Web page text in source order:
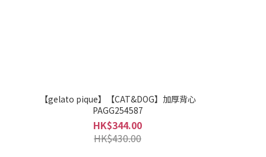
【gelato pique】【CAT&DOG】加厚背心
PAGG254587
HK$344.00
HK$430.00